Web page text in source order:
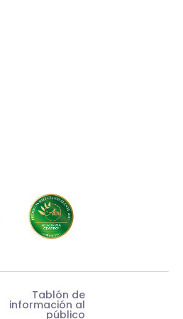
Tablón de
información al
público